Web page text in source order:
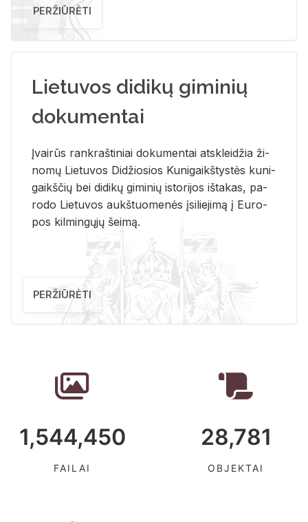
PERŽIŪRĖTI
Lietuvos didikų giminių
dokumentai
Įvai­rūs rank­raš­ti­niai do­ku­men­tai at­sklei­džia ži­
no­mų Lie­tu­vos Di­džio­sios Ku­ni­gaikš­tys­tės ku­ni­
gaikš­čių bei di­di­kų gi­mi­nių is­to­ri­jos iš­ta­kas, pa­
ro­do Lie­tu­vos aukš­tuo­me­nės įsi­lie­ji­mą į Eu­ro­
pos kil­min­gų­jų šei­mą.
PERŽIŪRĖTI
1,544,450
FAILAI
28,781
OBJEKTAI